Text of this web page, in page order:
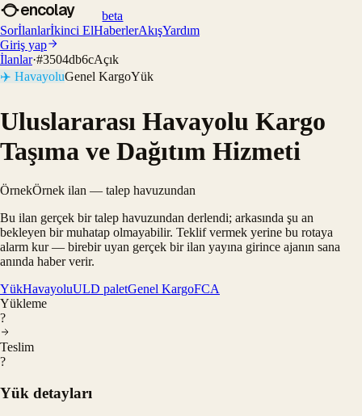
encolay
beta
Sorİlanlarİkinci ElHaberlerAkışYardım
Giriş yap
İlanlar·#3504db6cAçık
✈️ HavayoluGenel KargoYük
Uluslararası Havayolu Kargo
Taşıma ve Dağıtım Hizmeti
ÖrnekÖrnek ilan — talep havuzundan
Bu ilan gerçek bir talep havuzundan derlendi; arkasında şu an
bekleyen bir muhatap olmayabilir. Teklif vermek yerine bu rotaya
alarm kur — birebir uyan gerçek bir ilan yayına girince ajanın sana
anında haber verir.
YükHavayoluULD paletGenel KargoFCA
Yükleme
?
Teslim
?
Yük detayları